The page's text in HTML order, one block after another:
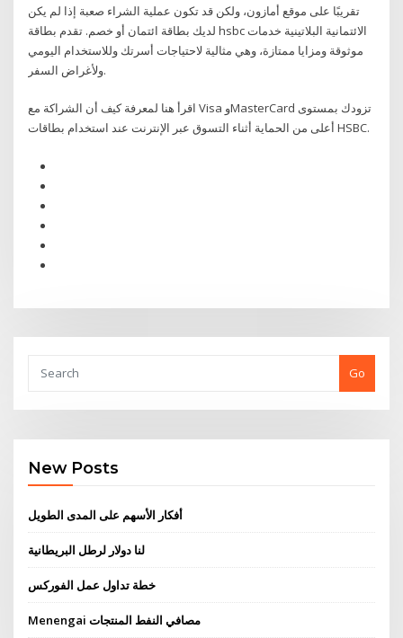
تقريبًا على موقع أمازون، ولكن قد تكون عملية الشراء صعبة إذا لم يكن
لديك بطاقة ائتمان أو خصم. تقدم بطاقة hsbc الائتمانية البلاتينية خدمات
موثوقة ومزايا ممتازة، وهي مثالية لاحتياجات أسرتك وللاستخدام اليومي
ولأغراض السفر.
اقرأ هنا لمعرفة كيف أن الشراكة مع Visa وMasterCard تزودك بمستوى
أعلى من الحماية أثناء التسوق عبر الإنترنت عند استخدام بطاقات HSBC.
Go
New Posts
أفكار الأسهم على المدى الطويل
لنا دولار لرطل البريطانية
خطة تداول عمل الفوركس
Menengai مصافي النفط المنتجات